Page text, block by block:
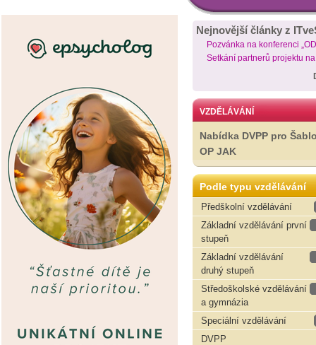
Nejnovější články z
Pozvánka na konferenci
Setkání partnerů projektu
VZDĚLÁVÁNÍ
Nabídka DVPP pro
OP JAK
Podle typu vzdělávání
Předškolní vzdělávání
Základní vzdělávání první
stupeň
Základní vzdělávání
druhý stupeň
Středoškolské vzdělávání
a gymnázia
Speciální vzdělávání
DVPP